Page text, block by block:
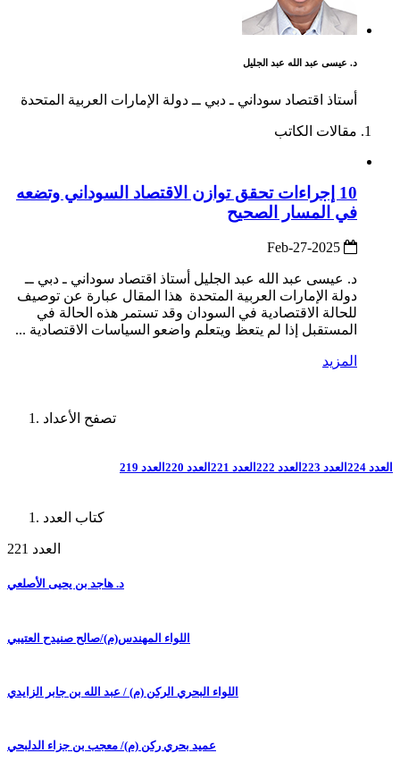
د. عيسى عبد الله عبد الجليل
أستاذ اقتصاد سوداني ـ دبي ــ دولة الإمارات العربية المتحدة
مقالات الكاتب
10 إجراءات تحقق توازن الاقتصاد السوداني وتضعه
في المسار الصحيح
د. عيسى عبد الله عبد الجليل أستاذ اقتصاد سوداني ـ دبي ــ
دولة الإمارات العربية المتحدة هذا المقال عبارة عن توصيف
للحالة الاقتصادية في السودان وقد تستمر هذه الحالة في
المستقبل إذا لم يتعظ ويتعلم واضعو السياسات الاقتصادية ...
المزيد
تصفح الأعداد
العدد 224 العدد 223 العدد 222 العدد 221 العدد 220 العدد 219
كتاب العدد
العدد 221
د. هاجد بن يحيى الأصلعي
اللواء المهندس(م)/صالح صنيدح العتيبي
اللواء البحري الركن (م) / عبد الله بن جابر الزايدي
عميد بحري ركن (م)/ معجب بن جزاء الدلبحي